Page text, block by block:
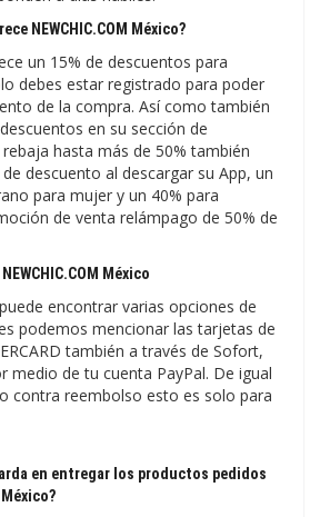
NEWCHIC.COM México?
un 15% de descuentos para
debes estar registrado para poder
de la compra. Así como también
en su sección de
hasta más de 50% también
descuento al descargar su App, un
para mujer y un 40% para
de venta relámpago de 50% de
México
encontrar varias opciones de
podemos mencionar las tarjetas de
también a través de Sofort,
medio de tu cuenta PayPal. De igual
contra reembolso esto es solo para
en entregar los productos pedidos
México?